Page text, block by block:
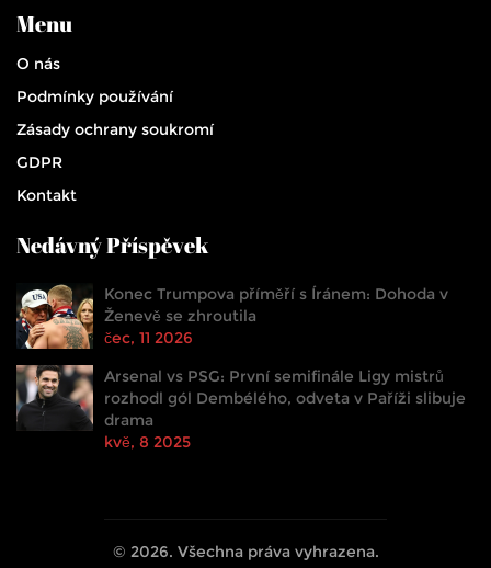
Menu
O nás
Podmínky používání
Zásady ochrany soukromí
GDPR
Kontakt
Nedávný Příspěvek
Konec Trumpova příměří s Íránem: Dohoda v
Ženevě se zhroutila
čec, 11 2026
Arsenal vs PSG: První semifinále Ligy mistrů
rozhodl gól Dembélého, odveta v Paříži slibuje
drama
kvě, 8 2025
© 2026. Všechna práva vyhrazena.